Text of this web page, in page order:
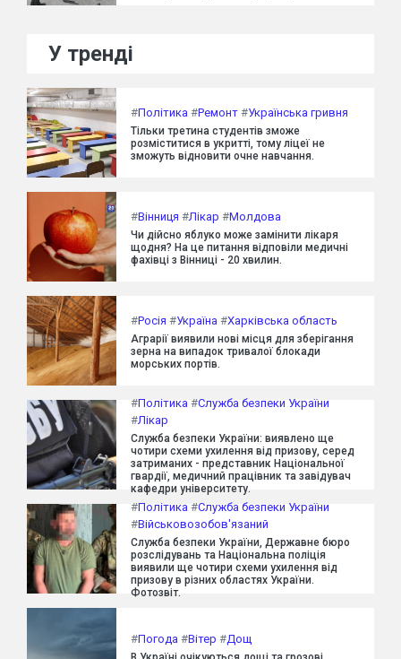
У тренді
#Політика #Ремонт #Українська гривня
Тільки третина студентів зможе
розміститися в укритті, тому ліцеї не
зможуть відновити очне навчання.
#Вінниця #Лікар #Молдова
Чи дійсно яблуко може замінити лікаря
щодня? На це питання відповіли медичні
фахівці з Вінниці - 20 хвилин.
#Росія #Україна #Харківська область
Аграрії виявили нові місця для зберігання
зерна на випадок тривалої блокади
морських портів.
#Політика #Служба безпеки України
#Лікар
Служба безпеки України: виявлено ще
чотири схеми ухилення від призову, серед
затриманих - представник Національної
гвардії, медичний працівник та завідувач
кафедри університету.
#Політика #Служба безпеки України
#Військовозобов'язаний
Служба безпеки України, Державне бюро
розслідувань та Національна поліція
виявили ще чотири схеми ухилення від
призову в різних областях України.
Фотозвіт.
#Погода #Вітер #Дощ